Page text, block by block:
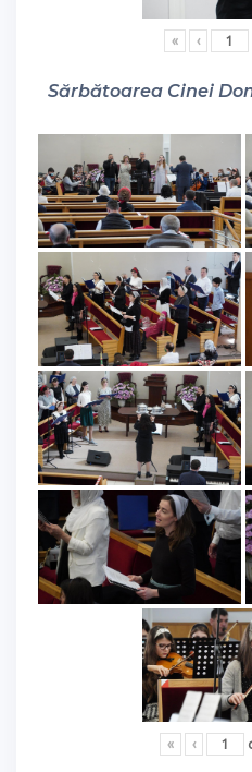
« ‹
Sărbătoarea Cinei
« ‹